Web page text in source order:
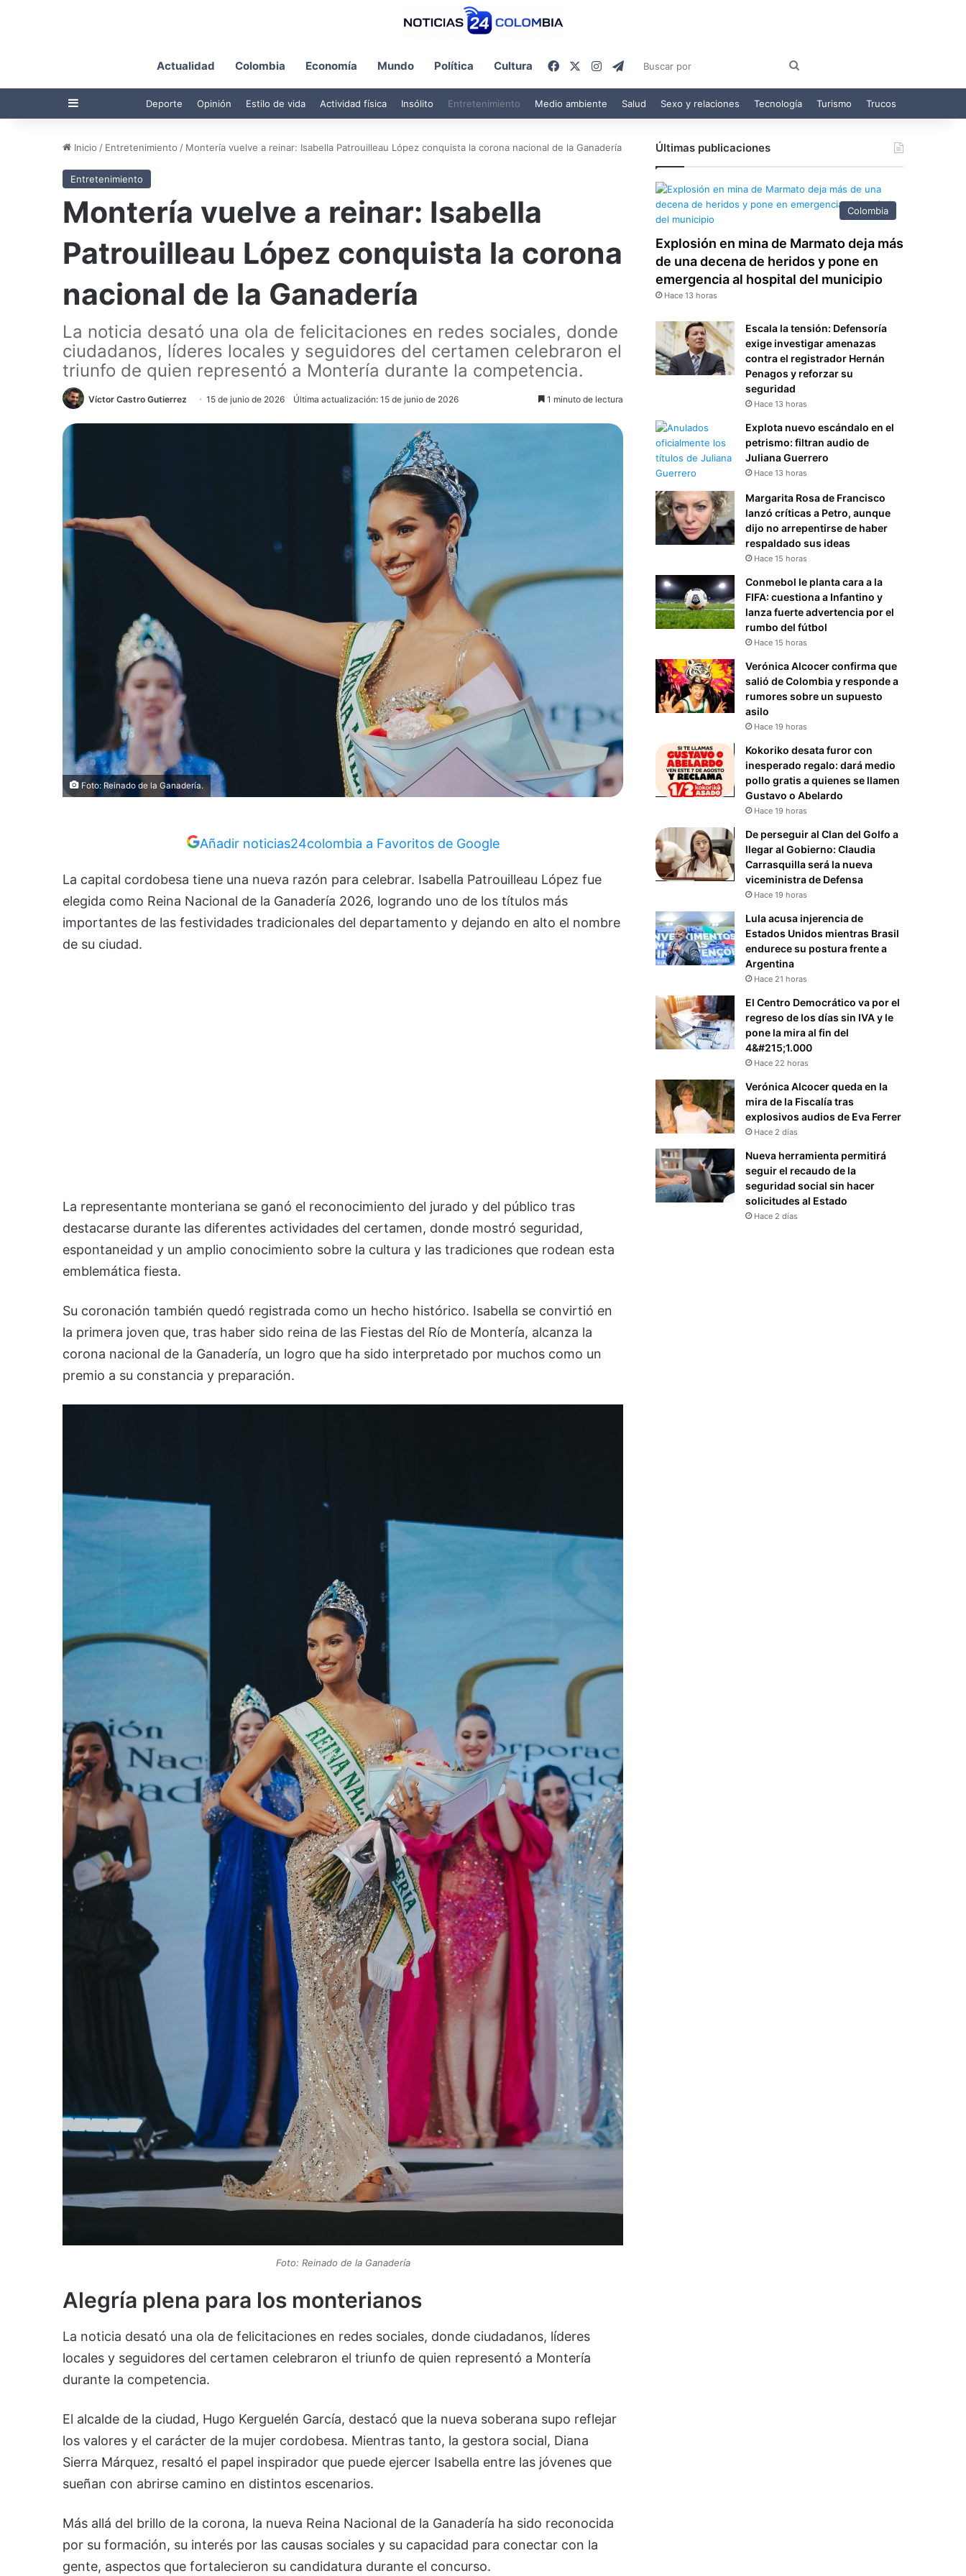
Actualidad Colombia Economía Mundo Política Cultura FacebookInstagram
Telegram
por
Barra lateral Deporte Opinión Estilo de vida Actividad física Insólito Entretenimiento Medio ambiente Salud Sexo y relaciones Tecnología Turismo Trucos
Inicio / Entretenimiento / Montería vuelve a reinar: Isabella Patrouilleau López conquista la corona nacional de la Ganadería
Entretenimiento
Montería vuelve a reinar: Isabella
Patrouilleau López conquista la corona
nacional de la Ganadería
La noticia desató una ola de felicitaciones en redes sociales, donde
ciudadanos, líderes locales y seguidores del certamen celebraron el
triunfo de quien representó a Montería durante la competencia.
Víctor Castro Gutierrez 15 de junio de 2026 Última actualización: 15 de junio de 2026 1 minuto de lectura
Foto: Reinado de la Ganadería.
Añadir noticias24colombia a Favoritos de Google
La capital cordobesa tiene una nueva razón para celebrar. Isabella Patrouilleau López fue
elegida como Reina Nacional de la Ganadería 2026, logrando uno de los títulos más
importantes de las festividades tradicionales del departamento y dejando en alto el nombre
de su ciudad.
La representante monteriana se ganó el reconocimiento del jurado y del público tras
destacarse durante las diferentes actividades del certamen, donde mostró seguridad,
espontaneidad y un amplio conocimiento sobre la cultura y las tradiciones que rodean esta
emblemática fiesta.
Su coronación también quedó registrada como un hecho histórico. Isabella se convirtió en
la primera joven que, tras haber sido reina de las Fiestas del Río de Montería, alcanza la
corona nacional de la Ganadería, un logro que ha sido interpretado por muchos como un
premio a su constancia y preparación.
Foto: Reinado de la Ganadería
Alegría plena para los monterianos
La noticia desató una ola de felicitaciones en redes sociales, donde ciudadanos, líderes
locales y seguidores del certamen celebraron el triunfo de quien representó a Montería
durante la competencia.
El alcalde de la ciudad, Hugo Kerguelén García, destacó que la nueva soberana supo reflejar
los valores y el carácter de la mujer cordobesa. Mientras tanto, la gestora social, Diana
Sierra Márquez, resaltó el papel inspirador que puede ejercer Isabella entre las jóvenes que
sueñan con abrirse camino en distintos escenarios.
Más allá del brillo de la corona, la nueva Reina Nacional de la Ganadería ha sido reconocida
por su formación, su interés por las causas sociales y su capacidad para conectar con la
gente, aspectos que fortalecieron su candidatura durante el concurso.
Últimas publicaciones
Colombia
Explosión en mina de Marmato deja más
de una decena de heridos y pone en
emergencia al hospital del municipio
Hace 13 horas
Escala la tensión: Defensoría
exige investigar amenazas
contra el registrador Hernán
Penagos y reforzar su
seguridad
Hace 13 horas
Explota nuevo escándalo en el
petrismo: filtran audio de
Juliana Guerrero
Hace 13 horas
Margarita Rosa de Francisco
lanzó críticas a Petro, aunque
dijo no arrepentirse de haber
respaldado sus ideas
Hace 15 horas
Conmebol le planta cara a la
FIFA: cuestiona a Infantino y
lanza fuerte advertencia por el
rumbo del fútbol
Hace 15 horas
Verónica Alcocer confirma que
salió de Colombia y responde a
rumores sobre un supuesto
asilo
Hace 19 horas
Kokoriko desata furor con
inesperado regalo: dará medio
pollo gratis a quienes se llamen
Gustavo o Abelardo
Hace 19 horas
De perseguir al Clan del Golfo a
llegar al Gobierno: Claudia
Carrasquilla será la nueva
viceministra de Defensa
Hace 19 horas
Lula acusa injerencia de
Estados Unidos mientras Brasil
endurece su postura frente a
Argentina
Hace 21 horas
El Centro Democrático va por el
regreso de los días sin IVA y le
pone la mira al fin del
4&#215;1.000
Hace 22 horas
Verónica Alcocer queda en la
mira de la Fiscalía tras
explosivos audios de Eva Ferrer
Hace 2 días
Nueva herramienta permitirá
seguir el recaudo de la
seguridad social sin hacer
solicitudes al Estado
Hace 2 días